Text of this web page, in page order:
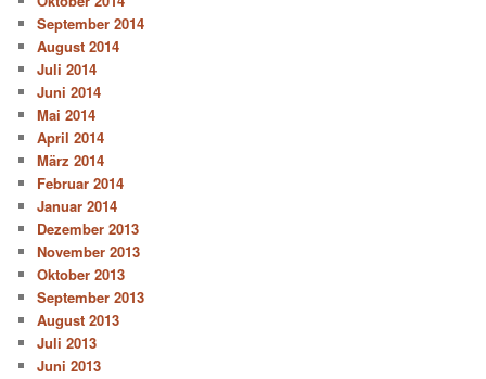
September 2014
August 2014
Juli 2014
Juni 2014
Mai 2014
April 2014
März 2014
Februar 2014
Januar 2014
Dezember 2013
November 2013
Oktober 2013
September 2013
August 2013
Juli 2013
Juni 2013